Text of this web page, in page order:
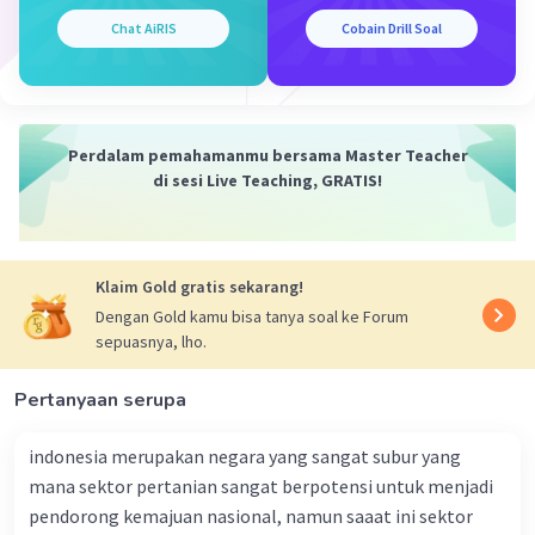
panjang. Namun, pada dasarnya, setiap pulau akan
memiliki setidaknya satu titik karena sifatnya sebagai
massa daratan terisolasi yang dikelilingi oleh air di
dan masyarakat karena disiplin ilmu ini mempelajari
hubungan antara manusia dengan lingkungan fisiknya.
Berikut adalah beberapa alasan mengapa geografi
penting dalam konteks alam dan sosial:
Menjelaskan Pola dan Proses Alamiah: Geografi
memungkinkan kita untuk memahami pola dan proses
alamiah di Bumi, seperti pergerakan angin, distribusi
Chat AiRIS Cobain Drill Soal
Perdalam pemahamanmu bersama Master Teacher
di sesi Live Teaching, GRATIS!
Klaim Gold gratis sekarang!
Dengan Gold kamu bisa tanya soal ke Forum
sepuasnya, lho.
Pertanyaan serupa
indonesia merupakan negara yang sangat subur yang
mana sektor pertanian sangat berpotensi untuk menjadi
pendorong kemajuan nasional, namun saaat ini sektor